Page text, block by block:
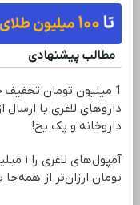
مطالب پیشنهادی
1 میلیون تومان تخفیف
داروهای لاغری با ارسال از
داروخانه و پک یخ!
آمپول‌های
تومان ارزان‌تر از همه‌جا